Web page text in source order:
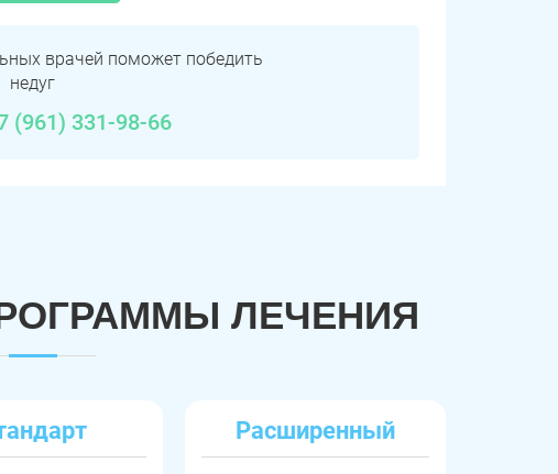
врачей поможет победить
недуг
(961) 331-98-66
ЛЕЧЕНИЯ
Расширенный